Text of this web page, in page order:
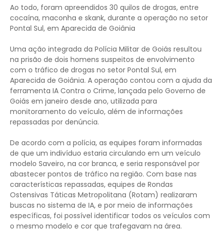
Ao todo, foram apreendidos 30 quilos de drogas, entre
cocaína, maconha e skank, durante a operação no setor
Pontal Sul, em Aparecida de Goiânia
Uma ação integrada da Polícia Militar de Goiás resultou
na prisão de dois homens suspeitos de envolvimento
com o tráfico de drogas no setor Pontal Sul, em
Aparecida de Goiânia. A operação contou com a ajuda da
ferramenta IA Contra o Crime, lançada pelo Governo de
Goiás em janeiro desde ano, utilizada para
monitoramento do veículo, além de informações
repassadas por denúncia.
De acordo com a polícia, as equipes foram informadas
de que um indivíduo estaria circulando em um veículo
modelo Saveiro, na cor branca, e seria responsável por
abastecer pontos de tráfico na região. Com base nas
características repassadas, equipes de Rondas
Ostensivas Táticas Metropolitana (Rotam) realizaram
buscas no sistema de IA, e por meio de informações
específicas, foi possível identificar todos os veículos com
o mesmo modelo e cor que trafegavam na área.